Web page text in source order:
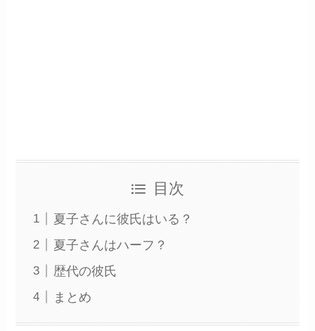
目次
夏子さんに彼氏はいる？
夏子さんはハーフ？
歴代の彼氏
まとめ